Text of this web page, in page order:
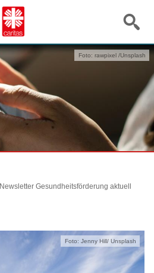
Foto: rawpixel /Unsplash
Newsletter Gesundheitsförderung aktuell
Foto: Jenny Hill/ Unsplash